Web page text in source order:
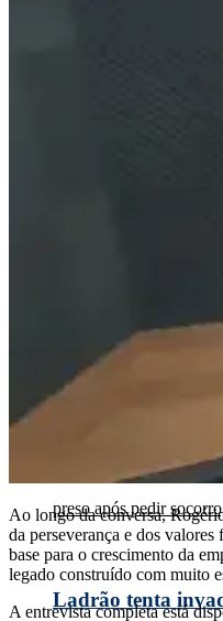
Padre Dionísio
sobre Corpus
Ladrão tenta
Ao longo da conversa,
da perseverança e dos
base para o crescimento da
legado construído com muito
A entrevista completa está